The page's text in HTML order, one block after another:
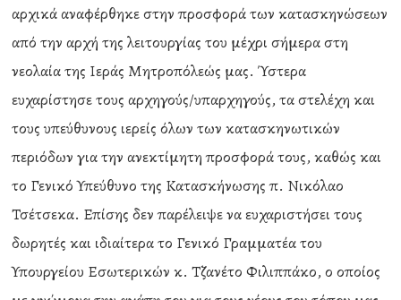
αρχικά αναφέρθηκε στην προσφορά των κατασκηνώσεων
από την αρχή της λειτουργίας του μέχρι σήμερα στη
νεολαία της Ιεράς Μητροπόλεώς μας. Ύστερα
ευχαρίστησε τους αρχηγούς/υπαρχηγούς, τα στελέχη και
τους υπεύθυνους ιερείς όλων των κατασκηνωτικών
περιόδων για την ανεκτίμητη προσφορά τους, καθώς και
το Γενικό Υπεύθυνο της Κατασκήνωσης π. Νικόλαο
Τσέτσεκα. Επίσης δεν παρέλειψε να ευχαριστήσει τους
δωρητές και ιδιαίτερα το Γενικό Γραμματέα του
Υπουργείου Εσωτερικών κ. Τζανέτο Φιλιππάκο, ο οποίος